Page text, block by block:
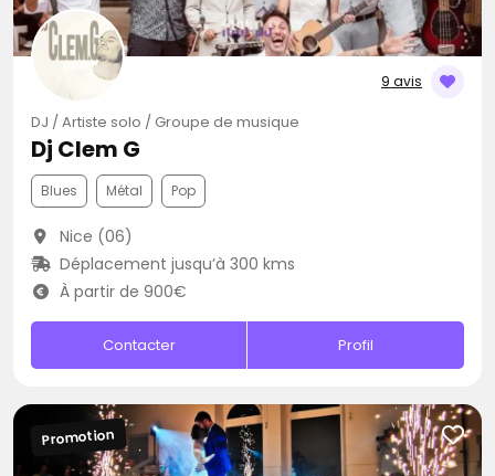
9 avis
DJ / Artiste solo / Groupe de musique
Dj Clem G
Blues Métal Pop
Nice (06)
Déplacement jusqu’à 300 kms
À partir de 900€
Contacter Profil
Promotion